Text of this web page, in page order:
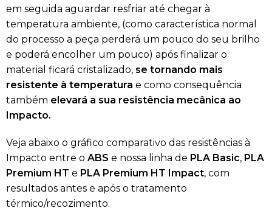
em seguida aguardar resfriar até chegar à
temperatura ambiente, (como característica normal
do processo a peça perderá um pouco do seu brilho
e poderá encolher um pouco) após finalizar o
material ficará cristalizado, se tornando mais
resistente à temperatura e como consequência
também elevará a sua resistência mecânica ao
Impacto.
Veja abaixo o gráfico comparativo das resistências à
Impacto entre o ABS e nossa linha de PLA Basic, PLA
Premium HT e PLA Premium HT Impact, com
resultados antes e após o tratamento
térmico/recozimento.